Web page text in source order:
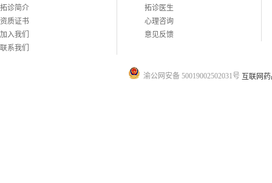
拓诊简介
资质证书
加入我们
联系我们
拓诊医生
心理咨询
意见反馈
渝公网安备 50019002502031号 互联网